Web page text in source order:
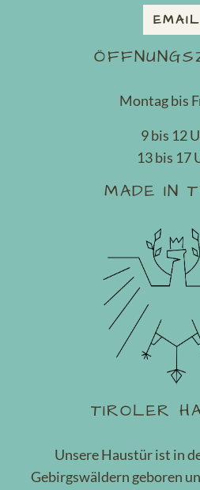
EMAIL
Montag bis
9 bis 12
13 bis 17
MADE IN
TIROLER
Unsere Haustür ist in
Gebirgswäldern geboren